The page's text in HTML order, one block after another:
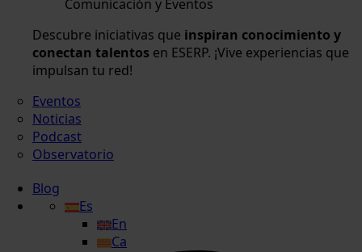
Comunicación y Eventos
Descubre iniciativas que inspiran conocimiento y
conectan talentos en ESERP. ¡Vive experiencias que
impulsan tu red!
Eventos
Noticias
Podcast
Observatorio
Blog
Es
En
Ca